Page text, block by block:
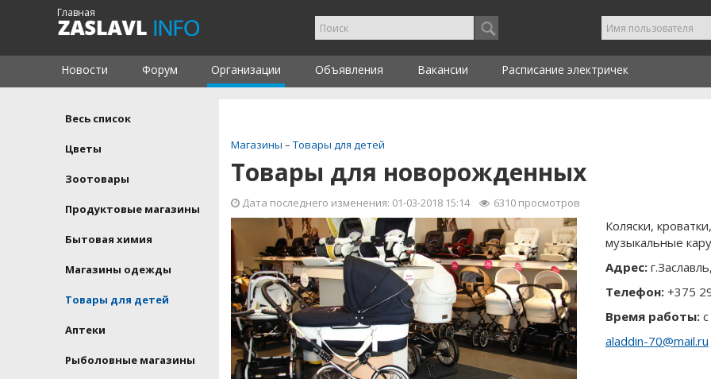
Главная
Новости Форум Организации Объявления Вакансии Расписание электричек
Магазины – Товары для детей
Товары для новорожденных
Дата последнего изменения: 01-03-2018 15:14 6310 просмотров
Коляски,
музыкальные
Адрес:
Телефон: +375
Время работы:с
аladdin-70@mail.ru
Весь список
Цветы
Зоотовары
Продуктовые магазины
Бытовая химия
Магазины одежды
Товары для детей
Аптеки
Рыболовные магазины